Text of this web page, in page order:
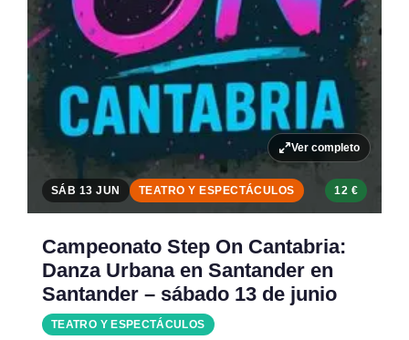
Ver completo
SÁB 13 JUN TEATRO Y ESPECTÁCULOS 12 €
Campeonato Step On Cantabria:
Danza Urbana en Santander en
Santander – sábado 13 de junio
TEATRO Y ESPECTÁCULOS